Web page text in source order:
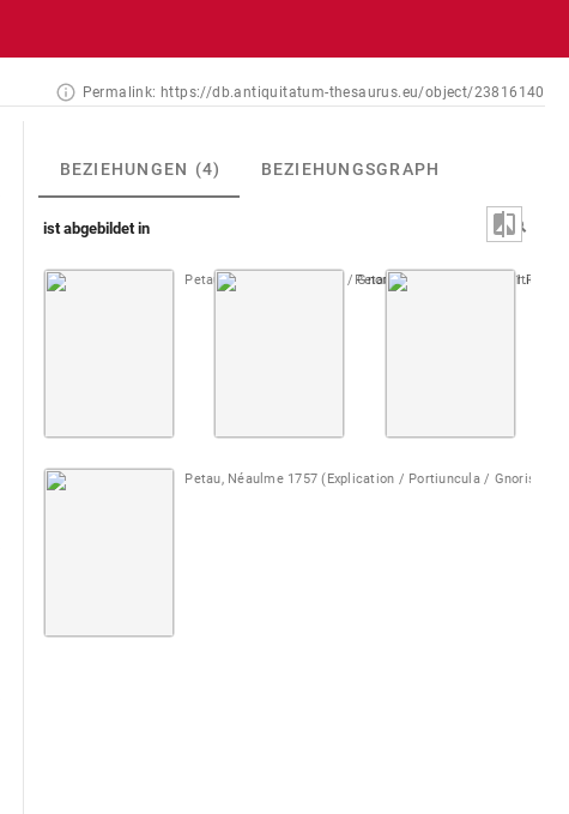
Permalink: https://db.antiquitatum-thesaurus.eu/object/23816140
BEZIEHUNGEN (4) BEZIEHUNGSGRAPH
ist abgebildet in
Petau [1610] (Portiuncula / Gnorisma) editio maior 1. Teil
Petau, Sallengre 1718 Petau,
Petau, Néaulme 1757 (Explication / Portiuncula / Gnorisma)